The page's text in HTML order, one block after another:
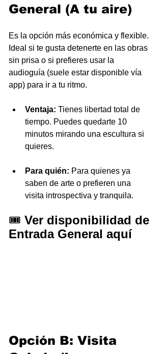
General (A tu aire)
Es la opción más económica y flexible.
Ideal si te gusta detenerte en las obras
sin prisa o si prefieres usar la
audioguía (suele estar disponible vía
app) para ir a tu ritmo.
Ventaja: Tienes libertad total de
tiempo. Puedes quedarte 10
minutos mirando una escultura si
quieres.
Para quién: Para quienes ya
saben de arte o prefieren una
visita introspectiva y tranquila.
🎟️ Ver disponibilidad de
Entrada General aquí
Opción B: Visita